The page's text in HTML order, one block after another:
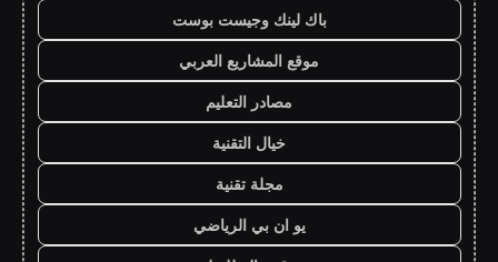
باك لينك وجيست بوست
موقع المشاريع العربي
مصادر التعليم
خيال التقنية
مجلة تقنية
يو ان بي الرياضي